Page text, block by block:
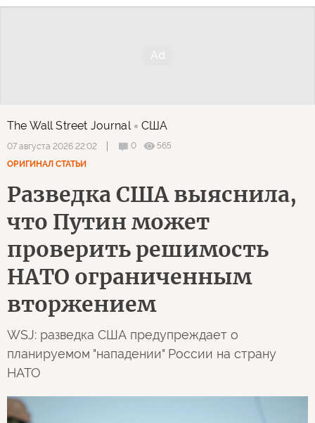
The Wall Street Journal США
07 августа 2026 22:02 0
565
ОРИГИНАЛ СТАТЬИ
Разведка США выяснила,
что Путин может
проверить решимость
НАТО ограниченным
вторжением
WSJ: разведка США предупреждает о
планируемом "нападении" России на страну
НАТО